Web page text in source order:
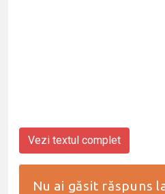
Vezi textul complet
Nu ai găsit răspuns